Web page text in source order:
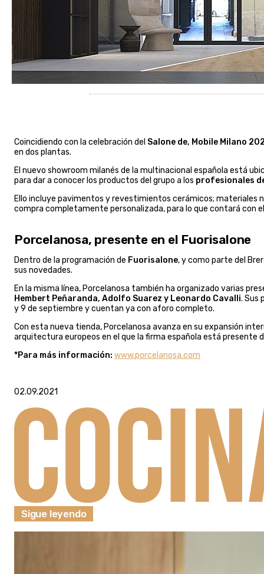
Coincidiendo con la celebración del Salone de, Mobile Milano
en dos plantas.
El nuevo showroom milanés de la multinacional española está
para dar a conocer los productos del grupo a los profesionales
Ello incluye pavimentos y revestimientos cerámicos; materiales
compra completamente personalizada, para lo que contará con
Porcelanosa, presente en el Fuorisalone
Dentro de la programación de Fuorisalone, y como parte del
sus novedades.
En la misma línea, Porcelanosa también ha organizado varias
Hembert Peñaranda, Adolfo Suarez y Leonardo Cavalli. Sus
y 9 de septiembre y cuentan ya con aforo completo.
Con esta nueva tienda, Porcelanosa avanza en su expansión
arquitectura europeos en el que la firma española está presente
*Para más información: www.porcelanosa.com
02.09.2021
Sigue leyendo